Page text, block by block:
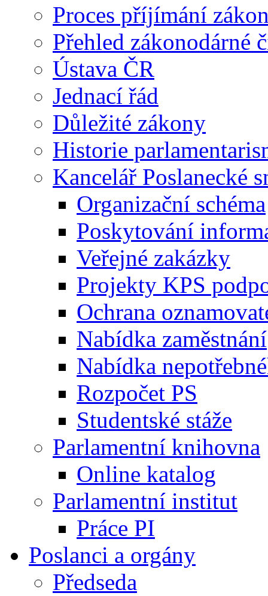
Proces příjímání
Přehled zákonodárné
Ústava ČR
Jednací řád
Důležité zákony
Historie
Kancelář Poslanecké
Organizační schéma
Poskytování
Veřejné zakázky
Projekty KPS
Ochrana
Nabídka zaměstnání
Nabídka
Rozpočet PS
Studentské stáže
Parlamentní knihovna
Online katalog
Parlamentní institut
Práce PI
Poslanci a orgány
Předseda